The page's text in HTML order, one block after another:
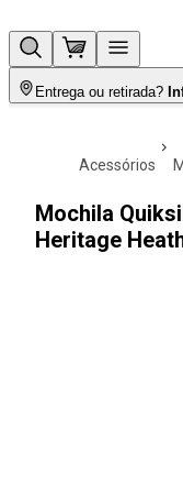
Entrega ou retirada?
acessórios
Mochila
Heritage